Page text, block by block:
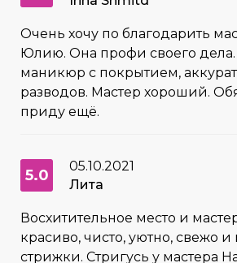
Очень хочу по благодарить
Юлию. Она профи своего дела.
маникюр с покрытием,
разводов. Мастер хороший.
приду ещё.
5.0
05.10.2021
Лита
Восхитительное место и
красиво, чисто, уютно, свежо и
стрижки. Стригусь у мастера